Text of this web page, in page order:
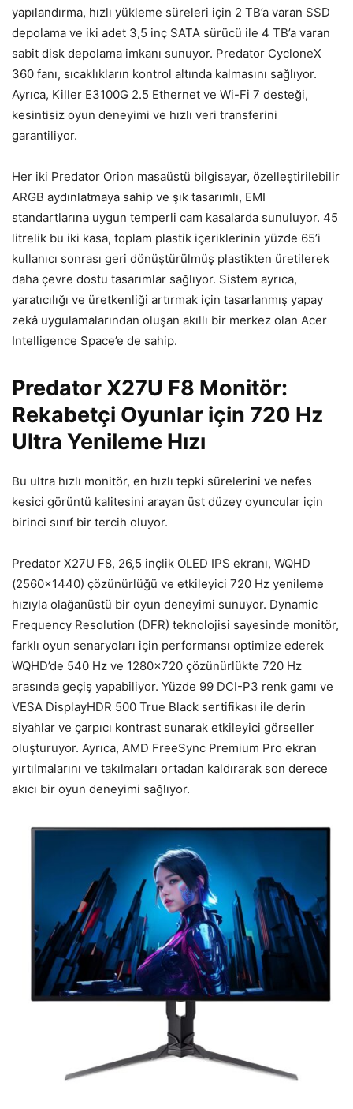
yapılandırma, hızlı yükleme süreleri için 2 TB’a varan SSD
depolama ve iki adet 3,5 inç SATA sürücü ile 4 TB’a varan
sabit disk depolama imkanı sunuyor. Predator CycloneX
360 fanı, sıcaklıkların kontrol altında kalmasını sağlıyor.
Ayrıca, Killer E3100G 2.5 Ethernet ve Wi-Fi 7 desteği,
kesintisiz oyun deneyimi ve hızlı veri transferini
garantiliyor.
Her iki Predator Orion masaüstü bilgisayar, özelleştirilebilir
ARGB aydınlatmaya sahip ve şık tasarımlı, EMI
standartlarına uygun temperli cam kasalarda sunuluyor. 45
litrelik bu iki kasa, toplam plastik içeriklerinin yüzde 65’i
kullanıcı sonrası geri dönüştürülmüş plastikten üretilerek
daha çevre dostu tasarımlar sağlıyor. Sistem ayrıca,
yaratıcılığı ve üretkenliği artırmak için tasarlanmış yapay
zekâ uygulamalarından oluşan akıllı bir merkez olan Acer
Intelligence Space’e de sahip.
Predator X27U F8 Monitör:
Rekabetçi Oyunlar için 720 Hz
Ultra Yenileme Hızı
Bu ultra hızlı monitör, en hızlı tepki sürelerini ve nefes
kesici görüntü kalitesini arayan üst düzey oyuncular için
birinci sınıf bir tercih oluyor.
Predator X27U F8, 26,5 inçlik OLED IPS ekranı, WQHD
(2560×1440) çözünürlüğü ve etkileyici 720 Hz yenileme
hızıyla olağanüstü bir oyun deneyimi sunuyor. Dynamic
Frequency Resolution (DFR) teknolojisi sayesinde monitör,
farklı oyun senaryoları için performansı optimize ederek
WQHD’de 540 Hz ve 1280×720 çözünürlükte 720 Hz
arasında geçiş yapabiliyor. Yüzde 99 DCI-P3 renk gamı ve
VESA DisplayHDR 500 True Black sertifikası ile derin
siyahlar ve çarpıcı kontrast sunarak etkileyici görseller
oluşturuyor. Ayrıca, AMD FreeSync Premium Pro ekran
yırtılmalarını ve takılmaları ortadan kaldırarak son derece
akıcı bir oyun deneyimi sağlıyor.